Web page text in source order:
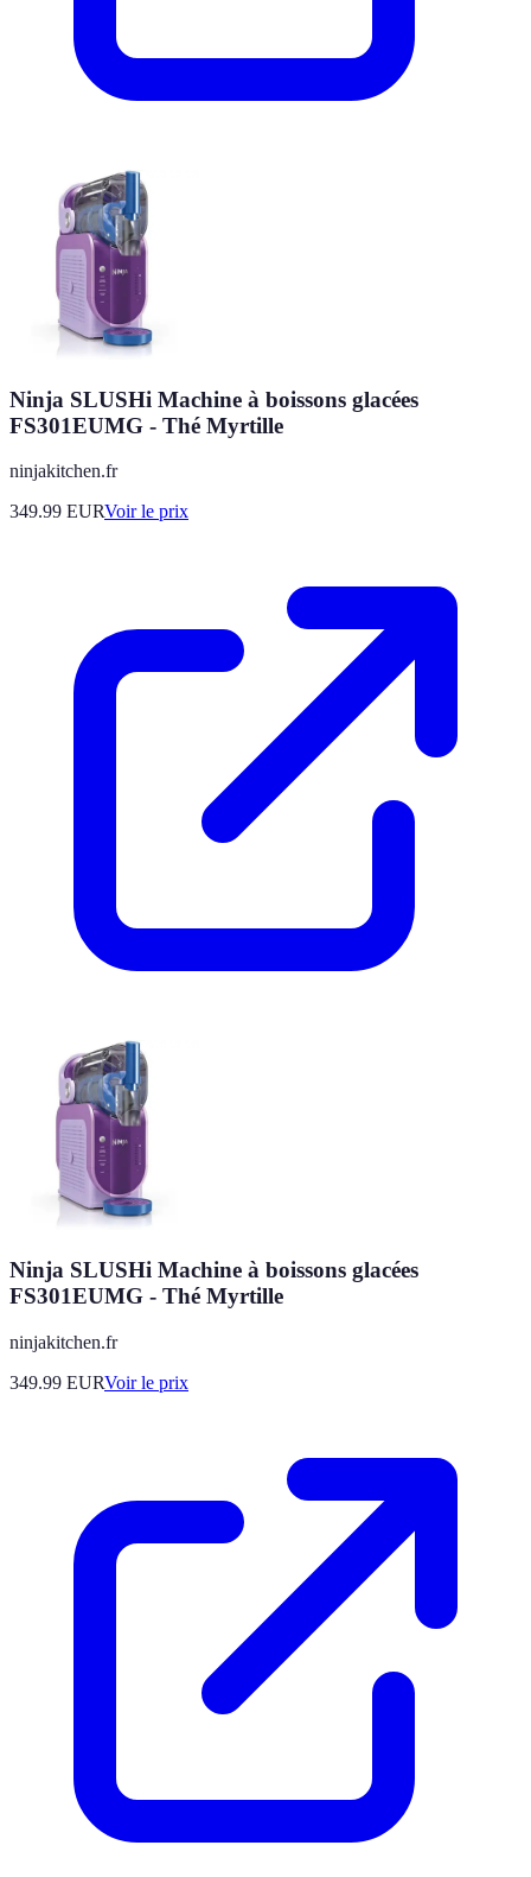
Ninja SLUSHi Machine à boissons glacées
FS301EUMG - Thé Myrtille
ninjakitchen.fr
349.99 EURVoir le prix
Ninja SLUSHi Machine à boissons glacées
FS301EUMG - Thé Myrtille
ninjakitchen.fr
349.99 EURVoir le prix